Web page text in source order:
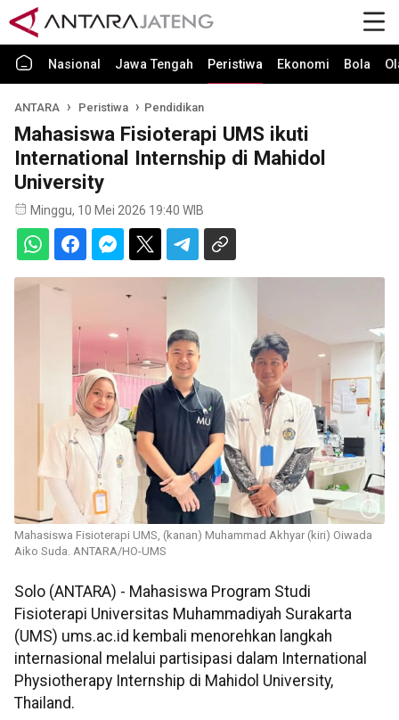
Nasional Jawa Tengah Peristiwa Ekonomi Bola
ANTARA Peristiwa Pendidikan
Mahasiswa Fisioterapi UMS ikuti
International Internship di Mahidol
University
Minggu, 10 Mei 2026 19:40 WIB
Mahasiswa Fisioterapi UMS, (kanan) Muhammad Akhyar (kiri) Oiwada
Aiko Suda. ANTARA/HO-UMS
Solo (ANTARA) - Mahasiswa Program Studi
Fisioterapi Universitas Muhammadiyah Surakarta
(UMS) ums.ac.id kembali menorehkan langkah
internasional melalui partisipasi dalam International
Physiotherapy Internship di Mahidol University,
Thailand.